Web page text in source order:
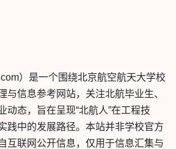
）是一个围绕北京航空航天大学校
与信息参考网站，关注北航毕业生、
动态，旨在呈现“北航人”在工程技
践中的发展路径。本站并非学校官方
互联网公开信息，仅用于信息汇集与